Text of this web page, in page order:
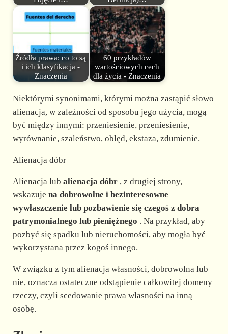
Źródła prawa: co to są
i ich klasyfikacja -
Znaczenia
60 przykładów
wartościowych cech
dla życia - Znaczenia
Niektórymi synonimami, którymi można zastąpić słowo
alienacja, w zależności od sposobu jego użycia, mogą
być między innymi: przeniesienie, przeniesienie,
wyrównanie, szaleństwo, obłęd, ekstaza, zdumienie.
Alienacja dóbr
Alienacja lub alienacja dóbr, z drugiej strony,
wskazuje na dobrowolne i bezinteresowne
wywłaszczenie lub pozbawienie się czegoś z dobra
patrymonialnego lub pieniężnego . Na przykład, aby
pozbyć się spadku lub nieruchomości, aby mogła być
wykorzystana przez kogoś innego.
W związku z tym alienacja własności, dobrowolna lub
nie, oznacza ostateczne odstąpienie całkowitej domeny
rzeczy, czyli scedowanie prawa własności na inną
osobę.